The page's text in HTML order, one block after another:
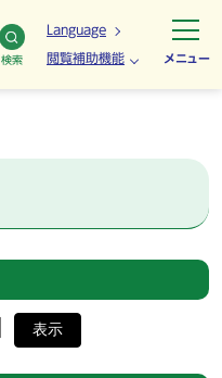
検索
Language
閲覧補助機能 メニュー
表示